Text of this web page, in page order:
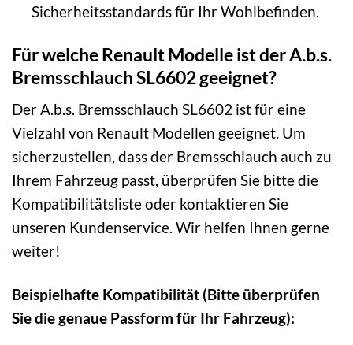
Sicherheitsstandards für Ihr Wohlbefinden.
Für welche Renault Modelle ist der A.b.s.
Bremsschlauch SL6602 geeignet?
Der A.b.s. Bremsschlauch SL6602 ist für eine
Vielzahl von Renault Modellen geeignet. Um
sicherzustellen, dass der Bremsschlauch auch zu
Ihrem Fahrzeug passt, überprüfen Sie bitte die
Kompatibilitätsliste oder kontaktieren Sie
unseren Kundenservice. Wir helfen Ihnen gerne
weiter!
Beispielhafte Kompatibilität (Bitte überprüfen
Sie die genaue Passform für Ihr Fahrzeug):